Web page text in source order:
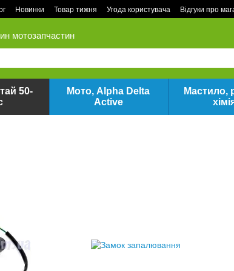
Новинки Товар тижня Угода користувача Відгуки про
мотозапчастин
50-
Мото, Alpha Delta
Active
Мастило,